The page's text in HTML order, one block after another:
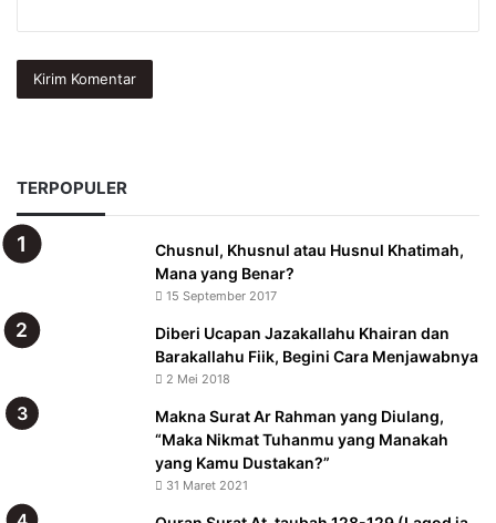
TERPOPULER
Chusnul, Khusnul atau Husnul Khatimah,
Mana yang Benar?
15 September 2017
Diberi Ucapan Jazakallahu Khairan dan
Barakallahu Fiik, Begini Cara Menjawabnya
2 Mei 2018
Makna Surat Ar Rahman yang Diulang,
“Maka Nikmat Tuhanmu yang Manakah
yang Kamu Dustakan?”
31 Maret 2021